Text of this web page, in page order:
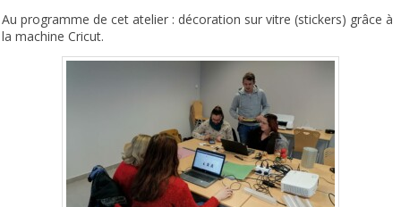
Au programme de cet atelier : décoration sur vitre (stickers) grâce à
la machine Cricut.